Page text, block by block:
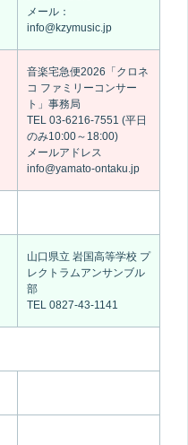
メール：
info@kzymusic.jp
音楽宅急便2026「クロネ
コ ファミリーコンサー
ト」事務局
TEL 03-6216-7551 (平日
のみ10:00～18:00)
メールアドレス
info@yamato-ontaku.jp
山口県立 岩国高等学校 プ
レクトラムアンサンブル
部
TEL 0827-43-1141